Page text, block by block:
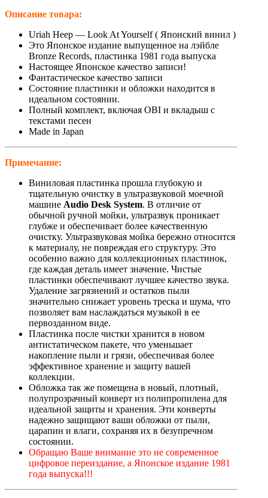
Описание товара:
Uriah Heep — Look At Yourself ( Японский винил )
Это Японское издание выпущенное на лэйбле
Bronze Records, пластинка 1981 года выпуска
Настоящее Японское качество записи!
Фантастическое качество записи
Состояние пластинки и обложки находится в
идеальном состоянии.
Полный комплект, включая OBI и вкладыш с
текстами песен
Made in Japan
Примечание:
Виниловая пластинка прошла глубокую и
тщательную очистку в ультразвуковой моечной
машине Audio Desk System. В отличие от
обычной ручной мойки, ультразвук проникает
глубже и обеспечивает более качественную
очистку. Ультразвуковая мойка бережно относится
к материалу, не повреждая его структуру. Это
особенно важно для коллекционных пластинок,
где каждая деталь имеет значение. Чистые
пластинки обеспечивают лучшее качество звука.
Удаление загрязнений и остатков пыли
значительно снижает уровень треска и шума, что
позволяет вам наслаждаться музыкой в ее
первозданном виде.
Пластинка после чистки хранится в новом
антистатическом пакете, что уменьшает
накопление пыли и грязи, обеспечивая более
эффективное хранение и защиту вашей
коллекции.
Обложка так же помещена в новый, плотный,
полупрозрачный конверт из полипропилена для
идеальной защиты и хранения. Эти конверты
надежно защищают ваши обложки от пыли,
царапин и влаги, сохраняя их в безупречном
состоянии.
Обращаю Ваше внимание это не современное
цифровое переиздание, а Японское издание 1981
года выпуска!!!